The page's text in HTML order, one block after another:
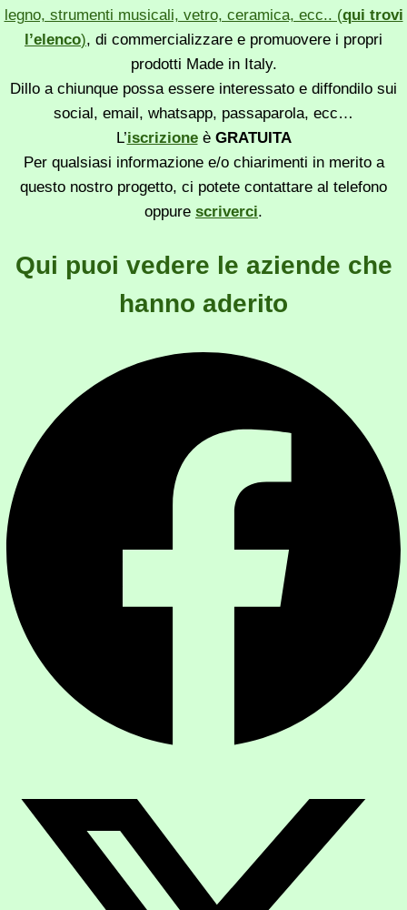
legno, strumenti musicali, vetro, ceramica, ecc.. (qui trovi
l’elenco), di commercializzare e promuovere i propri
prodotti Made in Italy.
Dillo a chiunque possa essere interessato e diffondilo sui
social, email, whatsapp, passaparola, ecc…
L’iscrizioneè GRATUITA
Per qualsiasi informazione e/o chiarimenti in merito a
questo nostro progetto, ci potete contattare al telefono
oppure scriverci.
Qui puoi vedere le aziende che
hanno aderito